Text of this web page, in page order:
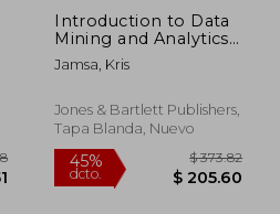
Introduction to Data
Mining and Analytics
(en Inglés)
Jamsa, Kris
Jones & Bartlett Publishers,
Tapa Blanda, Nuevo